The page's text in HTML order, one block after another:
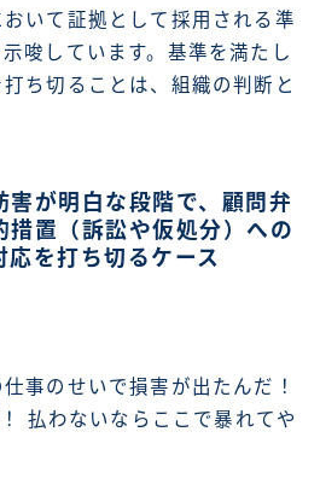
いて証拠として採用される準
唆しています。基準を満たし
ち切ることは、組織の判断と
害が明白な段階で、顧問弁
措置（訴訟や仮処分）への
を打ち切るケース
事のせいで損害が出たんだ！
払わないならここで暴れてや